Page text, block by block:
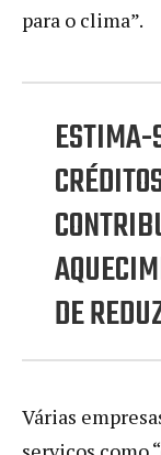
para o clima”.
ESTIMA-
DE
Várias